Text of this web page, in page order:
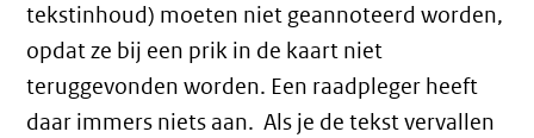
tekstinhoud) moeten niet geannoteerd worden,
opdat ze bij een prik in de kaart niet
teruggevonden worden. Een raadpleger heeft
daar immers niets aan. Als je de tekst vervallen